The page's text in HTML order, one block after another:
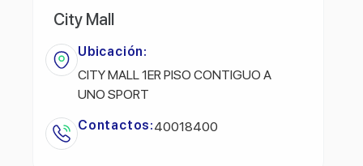
City Mall
Ubicación:
CITY MALL 1ER PISO CONTIGUO A
UNO SPORT
Contactos:40018400